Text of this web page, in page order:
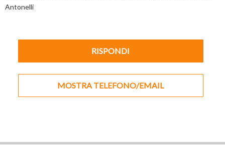
Antonelli
RISPONDI
MOSTRA TELEFONO/EMAIL